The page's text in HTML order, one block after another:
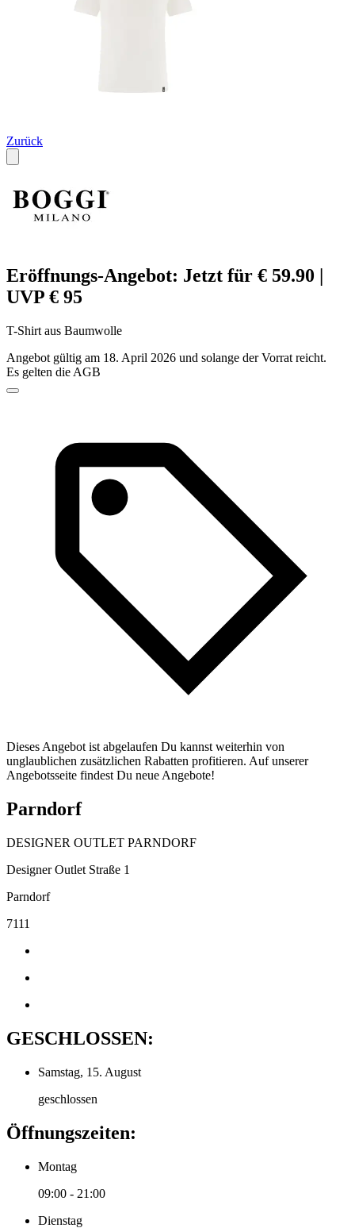
Zurück
Eröffnungs-Angebot: Jetzt für € 59.90 |
UVP € 95
T-Shirt aus Baumwolle
Angebot gültig am 18. April 2026 und solange der Vorrat reicht.
Es gelten die AGB
Dieses Angebot ist abgelaufen Du kannst weiterhin von
unglaublichen zusätzlichen Rabatten profitieren. Auf unserer
Angebotsseite findest Du neue Angebote!
Parndorf
DESIGNER OUTLET PARNDORF
Designer Outlet Straße 1
Parndorf
7111
GESCHLOSSEN:
Samstag, 15. August
geschlossen
Öffnungszeiten:
Montag
09:00 - 21:00
Dienstag